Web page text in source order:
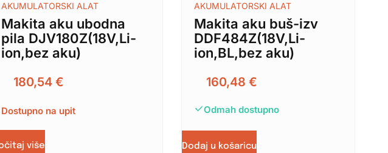
AKUMULATORSKI ALAT
Makita aku ubodna
pila DJV180Z(18V,Li-
ion,bez aku)
180,54 €
Dostupno na upit
više
AKUMULATORSKI ALAT
Makita aku buš-izv
DDF484Z(18V,Li-
ion,BL,bez aku)
160,48 €
Odmah dostupno
Dodaj u košaricu